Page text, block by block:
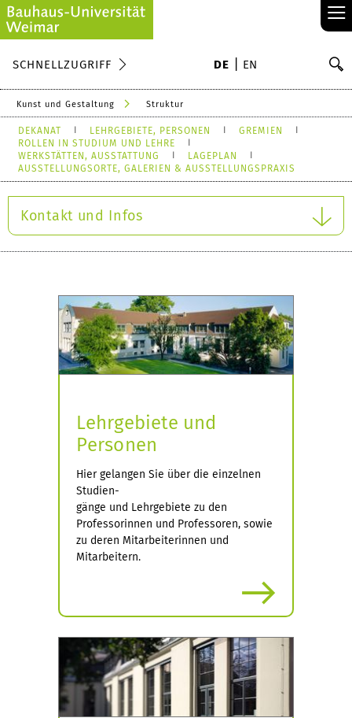
≡
SCHNELLZUGRIFF DE EN
Kunst und Gestaltung Struktur
DEKANAT LEHRGEBIETE, PERSONEN
GREMIEN
ROLLEN IN STUDIUM UND LEHRE
WERKSTÄTTEN, AUSSTATTUNG
LAGEPLAN
AUSSTELLUNGSORTE, GALERIEN & AUSSTELLUNGSPRAXIS
Kontakt und Infos
Lehrgebiete und
Personen
Hier gelangen Sie über die einzelnen
Studien-
gänge und Lehrgebiete zu den
Professorinnen und Professoren, sowie
zu deren Mitarbeiterinnen und
Mitarbeitern.